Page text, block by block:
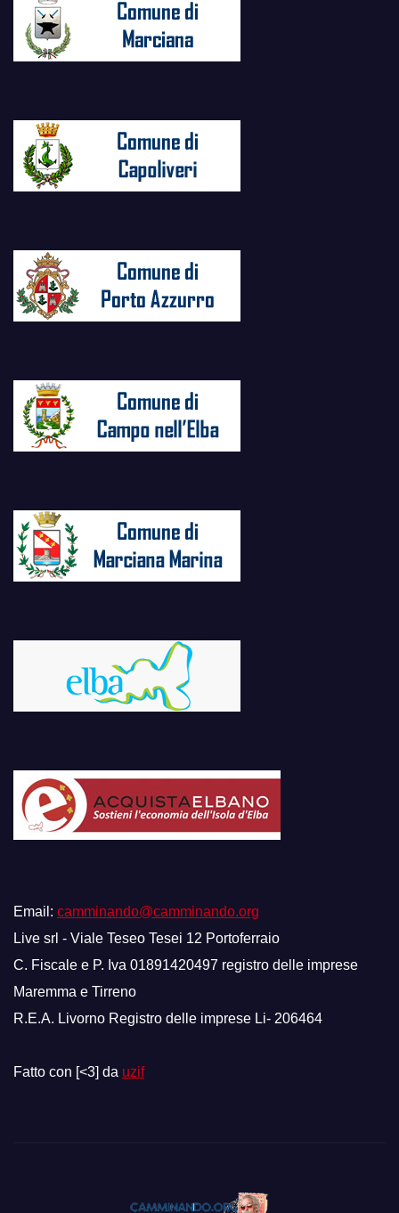
Email: camminando@camminando.org
Live srl - Viale Teseo Tesei 12 Portoferraio
C. Fiscale e P. Iva 01891420497 registro delle imprese
Maremma e Tirreno
R.E.A. Livorno Registro delle imprese Li- 206464
Fatto con [<3] da uzif